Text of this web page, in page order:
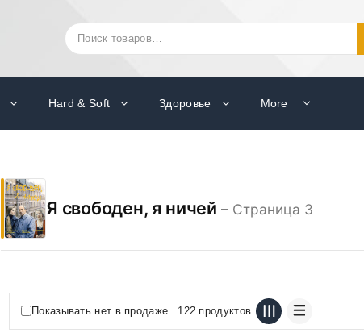
Искать:
Hard & Soft Здоровье More
Я свободен, я ничей – Страница 3
Показывать нет в продаже 122 продуктов